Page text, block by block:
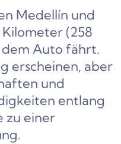
Medellín und
(258
Auto fährt.
erscheinen, aber
und
entlang
zu einer